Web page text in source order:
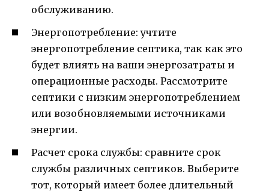
обслуживанию.
Энергопотребление: учтите
энергопотребление септика, так как это
будет влиять на ваши энергозатраты и
операционные расходы. Рассмотрите
септики с низким энергопотреблением
или возобновляемыми источниками
энергии.
Расчет срока службы: сравните срок
службы различных септиков. Выберите
тот, который имеет более длительный